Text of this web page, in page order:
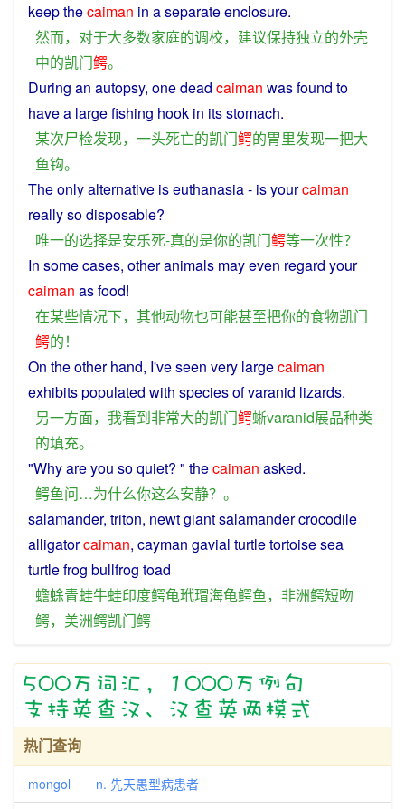
keepthecaiman in aseparateenclosure.
然而， 对于大多数家庭的调校， 建议保持独立的外壳
中的凯门鳄。
During an autopsy, onedead caiman wasfound to
havea largefishing hook in itsstomach.
某次尸检发现， 一头死亡的凯门鳄的胃里发现一把大
鱼钩。
Theonlyalternative iseuthanasia - isyourcaiman
reallysodisposable?
唯一的选择是安乐死-真的是你的凯门鳄等一次性？
In somecases, otheranimals mayeven regard your
caiman asfood!
在某些情况下， 其他动物也可能甚至把你的食物凯门
鳄的！
On the other hand, I'veseen very largecaiman
exhibitspopulated with speciesofvaranid lizards.
另一方面， 我看到非常大的凯门鳄蜥varanid展品种类
的填充。
"Whyareyou soquiet? " thecaiman asked.
鳄鱼问…为什么你这么安静？。
salamander, triton, newt giant salamandercrocodile
alligatorcaiman, cayman gavial turtletortoisesea
turtlefrog bullfrog toad
蟾蜍青蛙牛蛙印度鳄龟玳瑁海龟鳄鱼， 非洲鳄短吻
鳄， 美洲鳄凯门鳄
热门查询
mongol n. 先天愚型病患者